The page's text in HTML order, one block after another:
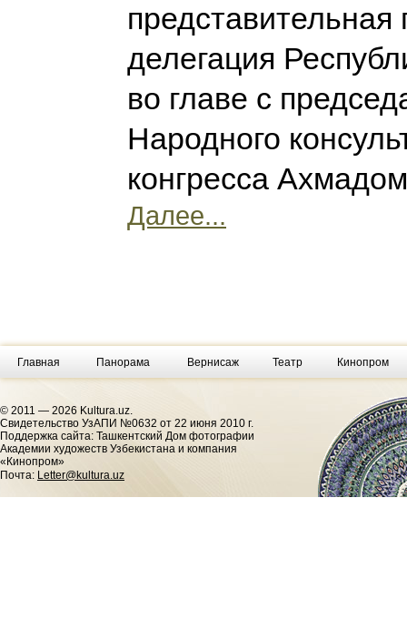
представительная
делегация
во главе с
Народного
конгресса
Далее...
Главная Панорама Вернисаж Театр Кинопром
© 2011 — 2026 Kultura.uz.
Cвидетельство УзАПИ №0632 от 22 июня 2010 г.
Поддержка сайта: Ташкентский Дом фотографии
Академии художеств Узбекистана и компания
«Кинопром»
Почта: Letter@kultura.uz